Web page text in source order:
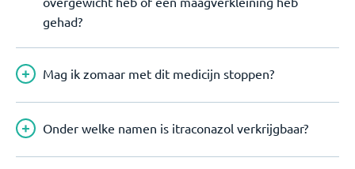
gehad?
Mag ik zomaar met dit medicijn stoppen?
Onder welke namen is itraconazol verkrijgbaar?